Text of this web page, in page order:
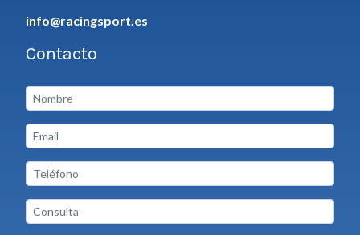
info@racingsport.es
Contacto